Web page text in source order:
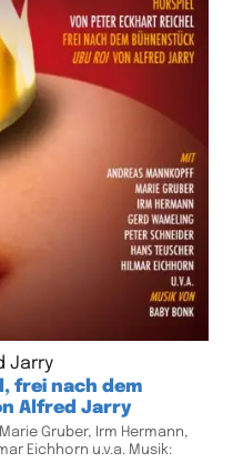
Jarry
frei nach dem
Alfred Jarry
Gruber, Irm Hermann,
Eichhorn u.v.a. Musik: